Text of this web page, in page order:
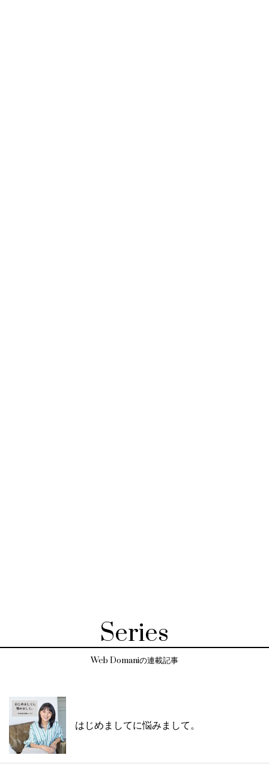
Series
Web Domaniの連載記事
はじめましてに悩みまして。